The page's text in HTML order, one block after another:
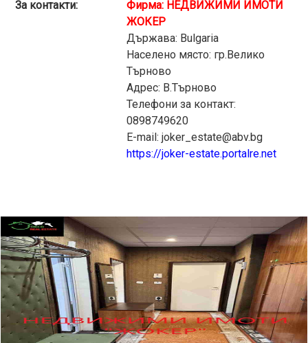
За контакти:
Фирма: НЕДВИЖИМИ ИМОТИ
ЖОКЕР
Държава: Bulgaria
Населено място: гр.Велико
Търново
Адрес: В.Търново
Телефони за контакт:
0898749620
E-mail: joker_estate@abv.bg
https://joker-estate.portalre.net